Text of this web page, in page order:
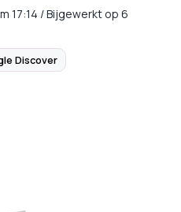
17:14 /Bijgewerkt op 6
Discover